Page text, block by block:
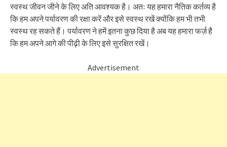
स्वस्थ जीवन जीने के लिए अति आवश्यक है। अतः यह हमारा नैतिक कर्तव्य है
कि हम अपने पर्यावरण की रक्षा करें और इसे स्वस्थ रखें क्योंकि हम भी तभी
स्वस्थ रह सकते हैं। पर्यावरण ने हमें इतना कुछ दिया है अब यह हमारा फर्ज़ है
कि हम अपने आगे की पीढ़ी के लिए इसे सुरक्षित रखें।
Advertisement